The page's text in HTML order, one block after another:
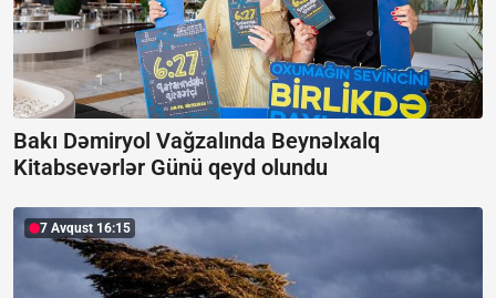
Bakı Dəmiryol Vağzalında Beynəlxalq
Kitabsevərlər Günü qeyd olundu
7 Avqust 16:15